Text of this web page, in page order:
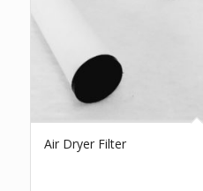
Air Dryer Filter